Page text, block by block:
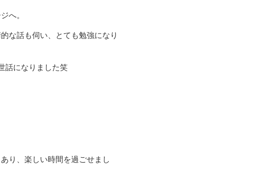
へ。
な話も伺い、とても勉強になり
話になりました笑
り、楽しい時間を過ごせまし